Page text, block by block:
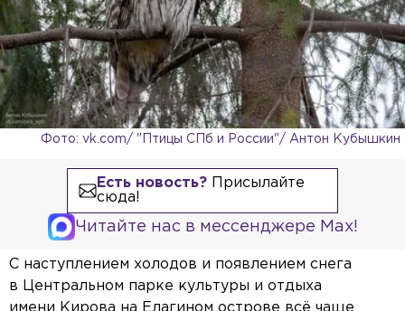
Фото: vk.com/ "Птицы СПб и России"/ Антон Кубышкин
Есть новость?Присылайте
сюда!
Читайте нас в мессенджере Max!
С наступлением холодов и появлением снега
в Центральном парке культуры и отдыха
имени Кирова на Елагином острове всё чаще